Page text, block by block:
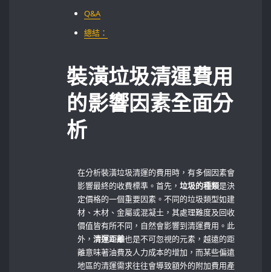
Q&A
總結：
裝潢垃圾清運費用
的影響因素全面分
析
在分析裝潢垃圾清運的費用時，有多個因素會
影響最終的收費標準。首先， 垃圾的種類是決
定價格的一個重要因素。不同的垃圾類型如建
材、木材、金屬或混凝土，其處理難度及回收
價值皆有所不同，自然會影響到清運費用。此
外， 清運距離也是不可忽視的元素，越遠的距
離意味著油費及人力成本的增加，而某些偏遠
地區的清運需求往往會導致額外的附加費用產